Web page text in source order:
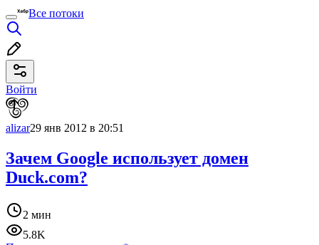
Все потоки
Войти
alizar29 янв 2012 в 20:51
Зачем Google использует домен
Duck.com?
2 мин
5.8K